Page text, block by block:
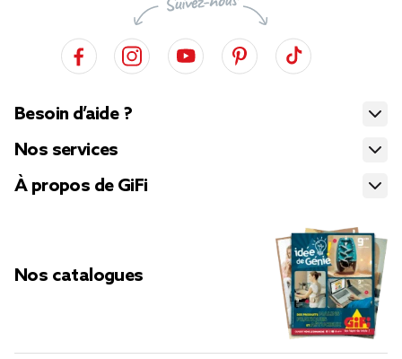
Besoin d’aide ?
Nos services
À propos de GiFi
Nos catalogues